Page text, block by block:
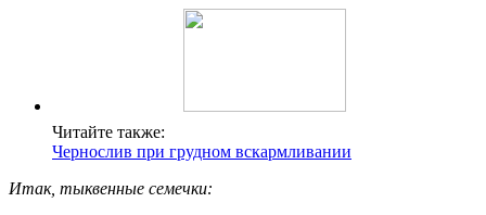
Читайте также:
Чернослив при грудном вскармливании
Итак, тыквенные семечки: